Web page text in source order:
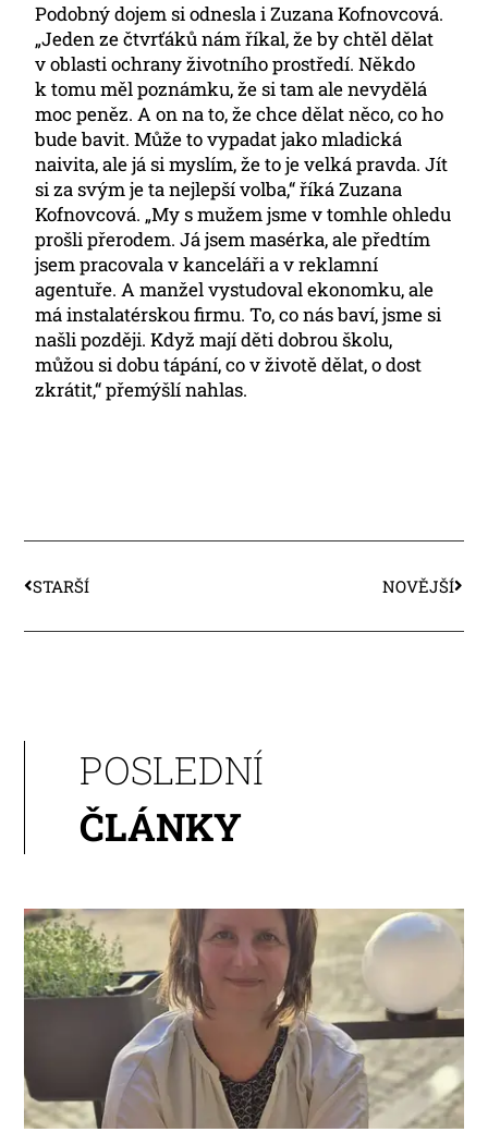
Podobný dojem si odnesla i Zuzana Kofnovcová.
„Jeden ze čtvrťáků nám říkal, že by chtěl dělat
v oblasti ochrany životního prostředí. Někdo
k tomu měl poznámku, že si tam ale nevydělá
moc peněz. A on na to, že chce dělat něco, co ho
bude bavit. Může to vypadat jako mladická
naivita, ale já si myslím, že to je velká pravda. Jít
si za svým je ta nejlepší volba,“ říká Zuzana
Kofnovcová. „My s mužem jsme v tomhle ohledu
prošli přerodem. Já jsem masérka, ale předtím
jsem pracovala v kanceláři a v reklamní
agentuře. A manžel vystudoval ekonomku, ale
má instalatérskou firmu. To, co nás baví, jsme si
našli později. Když mají děti dobrou školu,
můžou si dobu tápání, co v životě dělat, o dost
zkrátit,“ přemýšlí nahlas.
STARŠÍ NOVĚJŠÍ
POSLEDNÍ
ČLÁNKY